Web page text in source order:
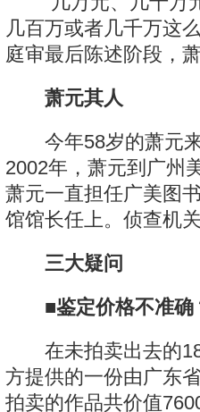
几百万或者几千万这
庭审最后陈述阶段，
萧元其人
今年58岁的萧元来
2002年，萧元到广州
萧元一直担任广美图
馆馆长任上。侦查机
三大疑问
■鉴定价格不准确
在未拍卖出去的18
方提供的一份由广东
拍卖的作品共价值